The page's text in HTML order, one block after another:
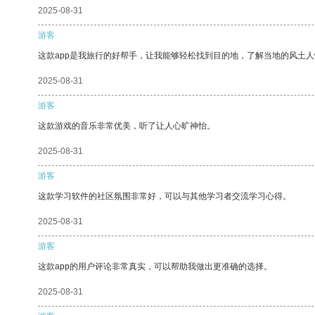
2025-08-31
游客
这款app是我旅行的好帮手，让我能够轻松找到目的地，了解当地的风土
2025-08-31
游客
这款游戏的音乐非常优美，听了让人心旷神怡。
2025-08-31
游客
这款学习软件的社区氛围非常好，可以与其他学习者交流学习心得。
2025-08-31
游客
这款app的用户评论非常真实，可以帮助我做出更准确的选择。
2025-08-31